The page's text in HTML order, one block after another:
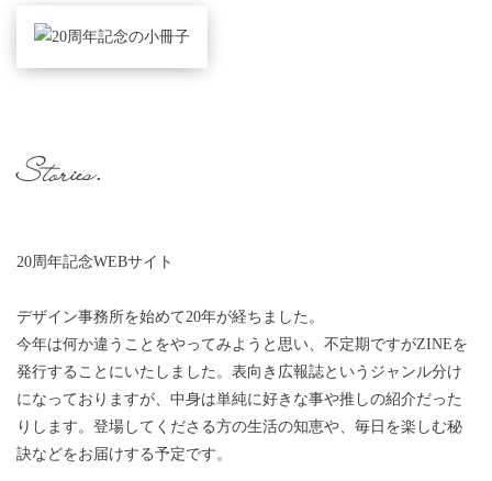
Stories.
20周年記念WEBサイト
デザイン事務所を始めて20年が経ちました。
今年は何か違うことをやってみようと思い、不定期ですがZINEを
発行することにいたしました。表向き広報誌というジャンル分け
になっておりますが、中身は単純に好きな事や推しの紹介だった
りします。登場してくださる方の生活の知恵や、毎日を楽しむ秘
訣などをお届けする予定です。